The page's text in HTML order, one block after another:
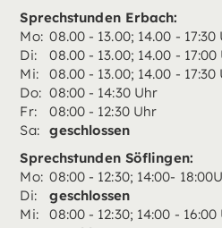
Sprechstunden Erbach:
Mo: 08.00 - 13.00; 14.00 - 17:30
Di:
08.00 - 13.00; 14.00 - 17:00
Mi:
08.00 - 13.00; 14.00 - 17:30
Do: 08:00 - 14:30 Uhr
Fr:
08:00 - 12:30 Uhr
Sa:
geschlossen
Sprechstunden Söflingen:
Mo: 08:00 - 12:30; 14:00-
Di:
geschlossen
Mi:
08:00 - 12:30; 14:00 - 16:00